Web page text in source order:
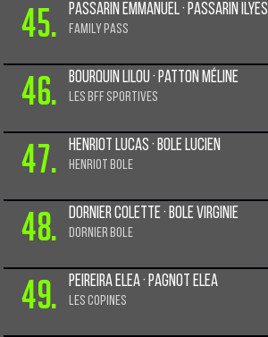
45. Passarin Emmanuel · Passarin Ilyes
Family Pass
46. Bourquin Lilou · Patton Méline
Les BFF sportives
47. Henriot Lucas · Bole Lucien
HENRIOT BOLE
48. Dornier Colette · Bole Virginie
DORNIER BOLE
49. Peireira Elea · Pagnot Elea
Les copines